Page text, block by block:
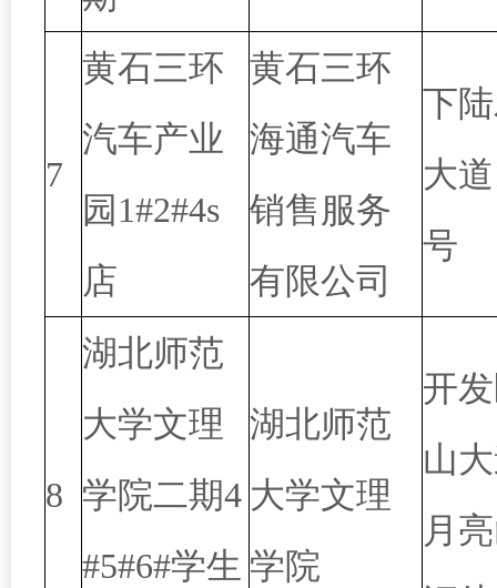
7
黄石三环
汽车产业
园1#2#4s
店
黄石三环
海通汽车
销售服务
有限公司
下
大
号
8
湖北师范
大学文理
学院二期4
#5#6#学生
湖北师范
大学文理
学院
开
山
月